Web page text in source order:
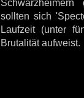
sollten sich
Laufzeit (unter
Brutalität aufweist.